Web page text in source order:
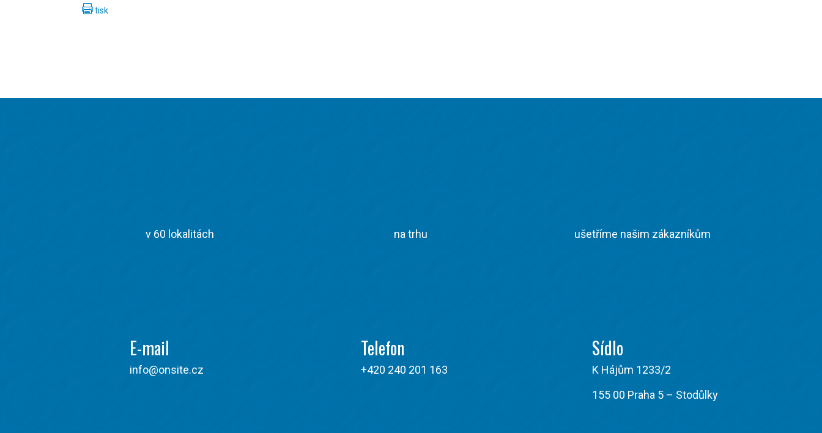
tisk
v 60 lokalitách na trhu ušetříme našim zákazníkům
E-mail
info@onsite.cz
Telefon
+420 240 201 163
Sídlo
K Hájům 1233/2
155 00 Praha 5 – Stodůlky